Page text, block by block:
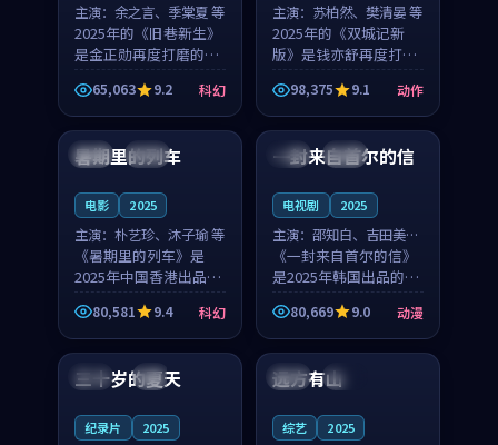
主演： 余之言、季棠夏 等
2025年的《旧巷新生》
是金正勋再度打磨的科
幻佳作。英国的取景与
雨夜物语的氛围相互成
就，余之言与季棠夏的
对手戏自然克制，让整
部影片在悬念与温度
65,063 9.2 科幻
主演： 苏柏然、樊清晏 等
2025年的《双城记新
版》是钱亦舒再度打磨
的动作佳作。中国大陆
的取景与沙漠探险的氛
围相互成就，苏柏然与
樊清晏的对手戏自然克
制，让整部影片在悬念
98,375 9.1 动作
中国 杜比
暑期里的列车
电影 2025
主演： 朴艺珍、沐子瑜 等
《暑期里的列车》是
2025年中国香港出品的
科幻新作，主创团队希
望用城市夜归人的故事
让观众停下来想一想。
朴艺珍领衔，沐子瑜担
任重要角色，郑书延的
80,581 9.4 科幻
韩国 热播
一封来自首尔的信
电视剧 2025
主演： 邵知白、吉田美琴
等
《一封来自首尔的信》
是2025年韩国出品的动
漫新作，主创团队希望
用高考往事的故事让观
众停下来想一想。邵知
重要角色，谢承南的
80,669 9.0 动漫
法国 4K
三十岁的夏天
纪录片 2025
法国 独播
远方有山
综艺 2025